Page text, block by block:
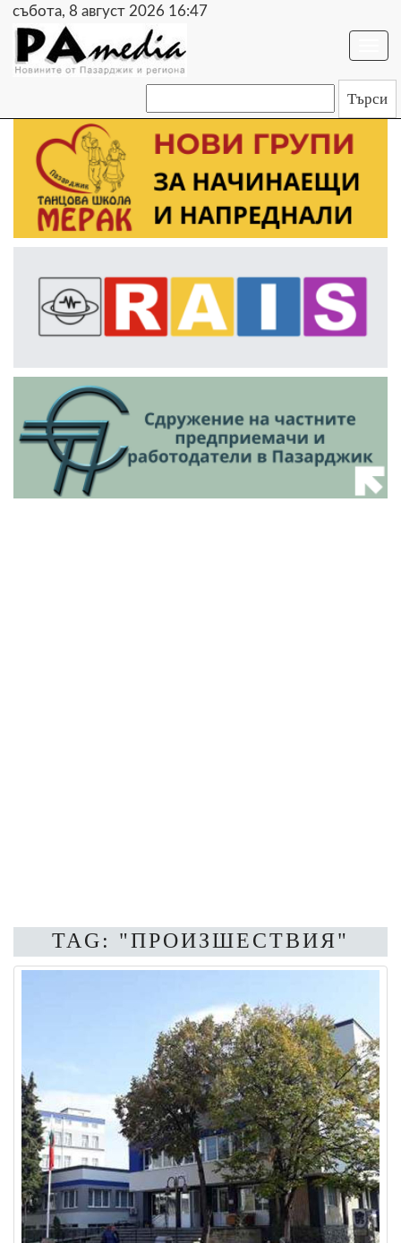
събота, 8 август 2026 16:47
TAG: "ПРОИЗШЕСТВИЯ"